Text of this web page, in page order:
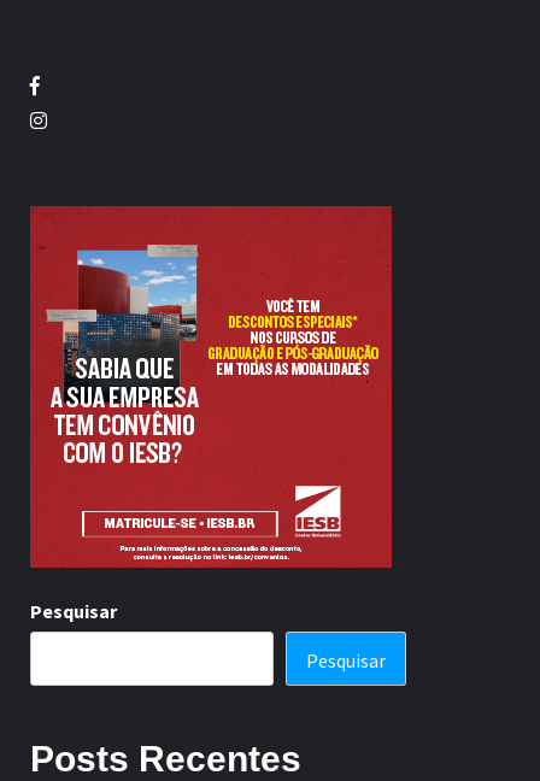
Facebook
Twitter
Pesquisar
Pesquisar
Posts Recentes